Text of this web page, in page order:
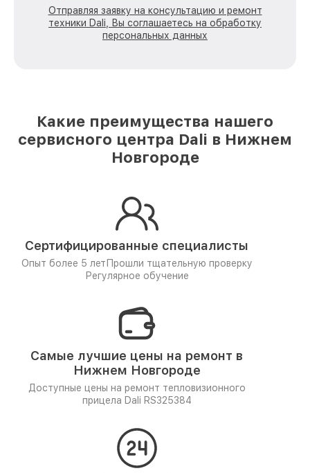
Отправляя заявку на консультацию и ремонт
техники Dali, Вы соглашаетесь на обработку
персональных данных
Какие преимущества нашего
сервисного центра Dali в Нижнем
Новгороде
Сертифицированные специалисты
Опыт более 5 лет Прошли тщательную проверку
Регулярное обучение
Самые лучшие цены на ремонт в
Нижнем Новгороде
Доступные цены на ремонт тепловизионного
прицела Dali RS325384